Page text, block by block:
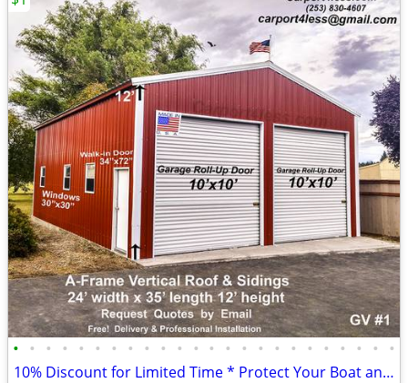
• • • • • • • • • • • • • • • • • • • • • • • •
10% Discount for Limited Time * Protect Your Boat and RV *